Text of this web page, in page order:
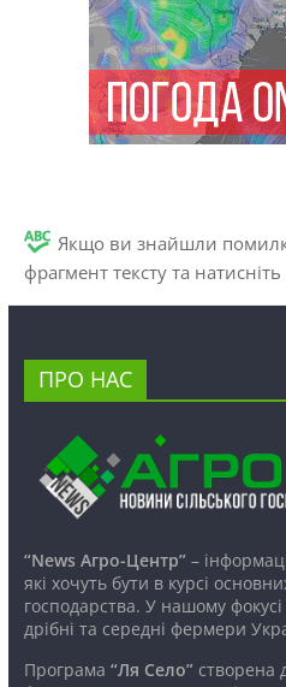
Якщо ви знайшли
фрагмент тексту та натисніть
ПРО НАС
“News Агро-Центр”–
які хочуть бути в курсі
господарства. У нашому
дрібні та середні фермери
Програма “Ля Село”створена